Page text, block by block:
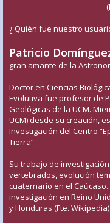
¿ Quién fue nuestro
Patricio
gran amante de la
Doctor en Ciencias
Evolutiva fue profesor de
Geológicas de la UCM.
UCM) desde su creación,
Investigación del Centro
Tierra”.
Su trabajo de
vertebrados, evolución
cuaternario en el
investigación en Reino
y Honduras (Fte. Wikipedia)